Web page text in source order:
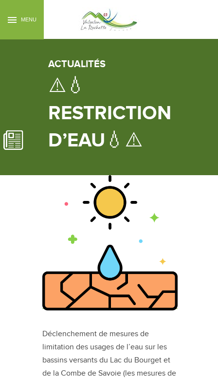
MENU
ACTUALITÉS
⚠️💧
RESTRICTION
D’EAU💧⚠️
Déclenchement de mesures de
limitation des usages de l’eau sur les
bassins versants du Lac du Bourget et
de la Combe de Savoie (les mesures de